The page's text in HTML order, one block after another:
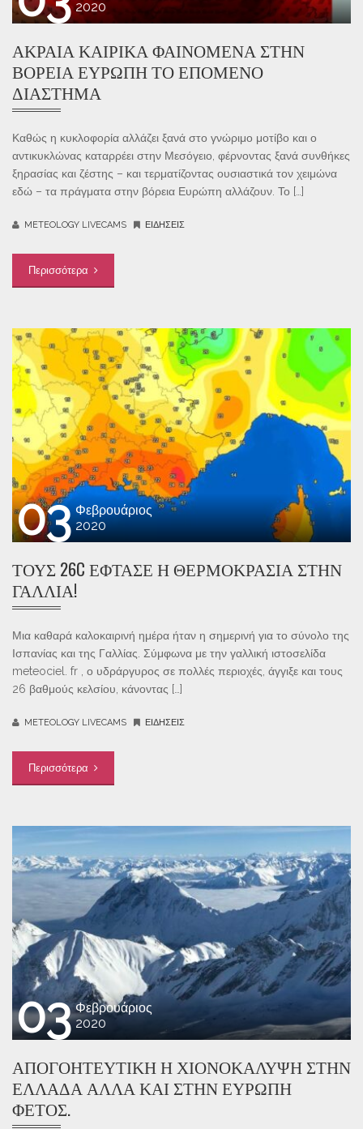
2020
ΑΚΡΑΊΑ ΚΑΙΡΙΚΆ ΦΑΙΝΌΜΕΝΑ ΣΤΗΝ
ΒΌΡΕΙΑ ΕΥΡΏΠΗ ΤΟ ΕΠΌΜΕΝΟ
ΔΙΆΣΤΗΜΑ
Καθώς η κυκλοφορία αλλάζει ξανά στο γνώριμο μοτίβο και ο
αντικυκλώνας καταρρέει στην Μεσόγειο, φέρνοντας ξανά συνθήκες
ξηρασίας και ζέστης – και τερματίζοντας ουσιαστικά τον χειμώνα
εδώ – τα πράγματα στην βόρεια Ευρώπη αλλάζουν. Το […]
METEOLOGY LIVECAMS ΕΙΔΉΣΕΙΣ
Περισσότερα
03 Φεβρουάριος
2020
ΤΟΥΣ 26C ΈΦΤΑΣΕ Η ΘΕΡΜΟΚΡΑΣΊΑ ΣΤΗΝ
ΓΑΛΛΊΑ!
Μια καθαρά καλοκαιρινή ημέρα ήταν η σημερινή για το σύνολο της
Ισπανίας και της Γαλλίας. Σύμφωνα με την γαλλική ιστοσελίδα
meteociel. fr , ο υδράργυρος σε πολλές περιοχές, άγγιξε και τους
26 βαθμούς κελσίου, κάνοντας […]
METEOLOGY LIVECAMS ΕΙΔΉΣΕΙΣ
Περισσότερα
03 Φεβρουάριος
2020
ΑΠΟΓΟΗΤΕΥΤΙΚΉ Η ΧΙΟΝΟΚΆΛΥΨΗ ΣΤΗΝ
ΕΛΛΆΔΑ ΑΛΛΆ ΚΑΙ ΣΤΗΝ ΕΥΡΏΠΗ
ΦΈΤΟΣ.